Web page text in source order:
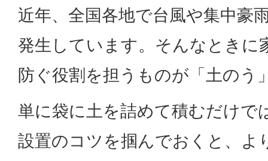
近年、全国各地で台風や集中豪
発生しています。そんなときに
防ぐ役割を担うものが「土のう
単に袋に土を詰めて積むだけで
設置のコツを掴んでおくと、よ